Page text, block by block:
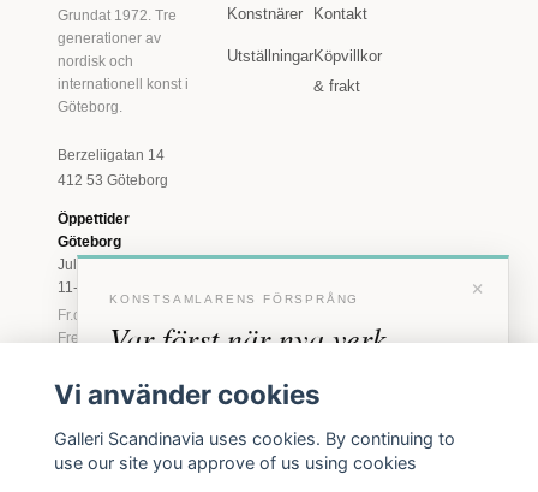
Grundat 1972. Tre
generationer av
nordisk och
internationell konst i
Göteborg.
Berzeliigatan 14
412 53 Göteborg
Öppettider
Göteborg
Juli: Tis 11-18 · Lör
11-16
Fr.o.m. augusti: Tis-
Fre 11-18 · Lör 11-
Marstrand
2026
Tis-Fre 11-18 ·
Konstnärer
Utställningar
Kontakt
Köpvillkor
& frakt
×
KONSTSAMLARENS FÖRSPRÅNG
Var först när nya verk
anländer
inbjudningar till vernissage, innan vi annonserar
offentligt.
Vi använder cookies
Galleri Scandinavia uses cookies. By continuing to
use our site you approve of us using cookies